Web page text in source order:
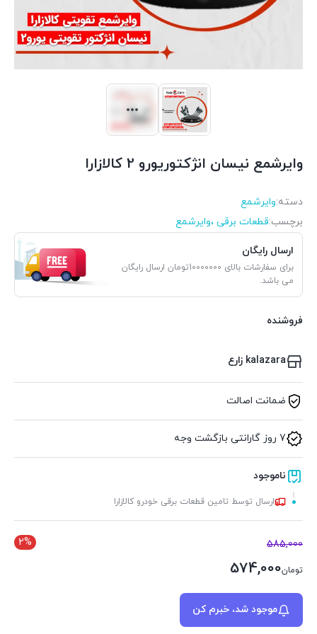
وایرشمع نیسان انژکتوریورو 2 کالازارا
دسته:وایرشمع
برچسب:قطعات برقی ،وایرشمع
ارسال رایگان
برای سفارشات بالای 10000000تومان ارسال رایگان
می باشد.
فروشنده
kalazara زارع
ضمانت اصالت
7 روز گارانتی بازگشت وجه
ناموجود
ارسال توسط تامین قطعات برقی خودرو کالازارا
2% 585,000
تومان574,000
موجود شد، خبرم کن